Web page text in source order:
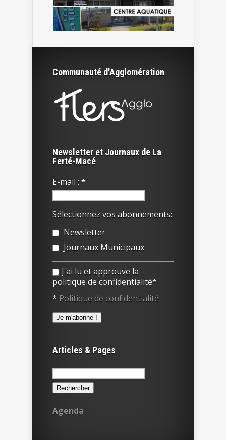
Communauté d'Agglomération
Newsletter et Journaux de La
Ferté-Macé
E-mail : *
Sélectionnez vos abonnements:
Newsletter
Journaux Municipaux
J'ai lu et approuve la
politique de confidentialité*
* Politique de confidentialité
Articles & Pages
Rechercher :
Agenda